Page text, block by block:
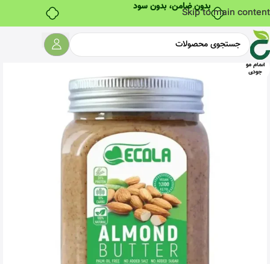
Skip to main content
اتمام مو
جودی